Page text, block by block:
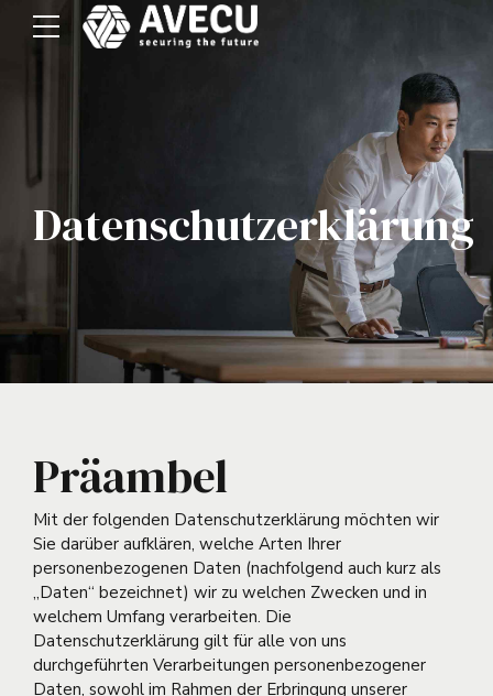
Datenschutzerklärung
Präambel
Mit der folgenden Datenschutzerklärung möchten wir
Sie darüber aufklären, welche Arten Ihrer
personenbezogenen Daten (nachfolgend auch kurz als
„Daten“ bezeichnet) wir zu welchen Zwecken und in
welchem Umfang verarbeiten. Die
Datenschutzerklärung gilt für alle von uns
durchgeführten Verarbeitungen personenbezogener
Daten, sowohl im Rahmen der Erbringung unserer